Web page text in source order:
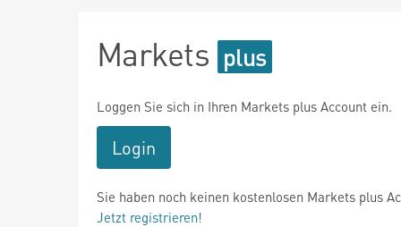
Markets
Loggen Sie sich in Ihren Markets plus Account ein.
Login
Sie haben noch keinen kostenlosen Markets plus
Jetzt registrieren!